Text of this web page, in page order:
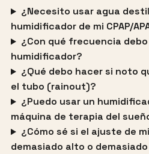
¿Necesito usar agua
humidificador de mi CPAP/
¿Con qué frecuencia
humidificador?
¿Qué debo hacer si noto
el tubo (rainout)?
¿Puedo usar un
máquina de terapia del
¿Cómo sé si el ajuste de
demasiado alto o